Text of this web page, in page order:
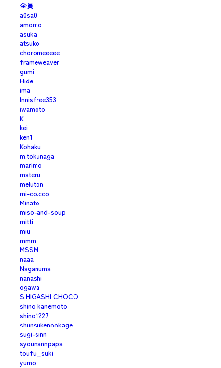
全員
a0sa0
amomo
asuka
atsuko
choromeeeee
frameweaver
gumi
Hide
ima
Innisfree353
iwamoto
K
kei
ken1
Kohaku
m.tokunaga
marimo
materu
meluton
mi-co.cco
Minato
miso-and-soup
mitti
miu
mmm
MSSM
naaa
Naganuma
nanashi
ogawa
S.HIGASHI CHOCO
shino kanemoto
shino1227
shunsukenookage
sugi-sinn
syounannpapa
toufu_suki
yumo